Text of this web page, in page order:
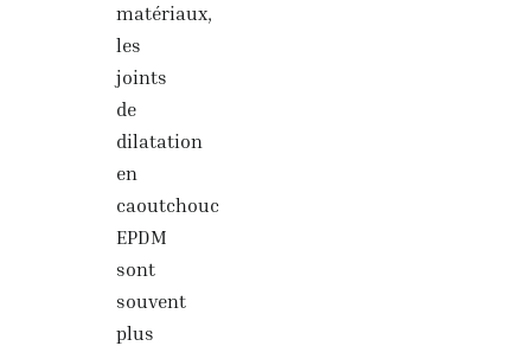
matériaux,
les
joints
de
dilatation
en
caoutchouc
EPDM
sont
souvent
plus